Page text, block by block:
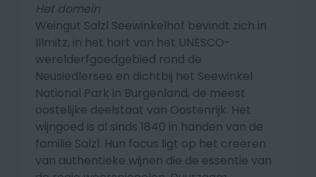
Het domein
Weingut Salzl Seewinkelhof bevindt zich in
Illmitz, in het hart van het UNESCO-
werelderfgoedgebied rond de
Neusiedlersee en dichtbij het Seewinkel
National Park in Burgenland, de meest
oostelijke deelstaat van Oostenrijk. Het
wijngoed is al sinds 1840 in handen van de
familie Salzl. Hun focus ligt op het creëren
van authentieke wijnen die de essentie van